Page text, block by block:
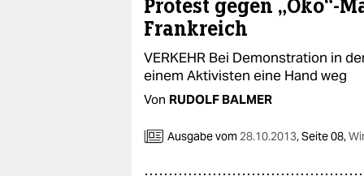
Protest gegen „Öko“-
Frankreich
VERKEHR Bei Demonstration in
einem Aktivisten eine Hand weg
Von RUDOLF BALMER
Ausgabe vom 28.10.2013,Seite 08,